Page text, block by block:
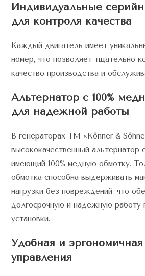
Индивидуальные
для контроля качества
Каждый двигатель имеет
номер, что позволяет тщательно
качество производства и
Альтернатор с 100%
для надежной работы
В генераторах TM «Könner &
высококачественный альтернатор
имеющий 100% медную обмотку.
обмотка способна выдерживать
нагрузки без повреждений, что
долгосрочную и надежную работу
установки.
Удобная и
управления